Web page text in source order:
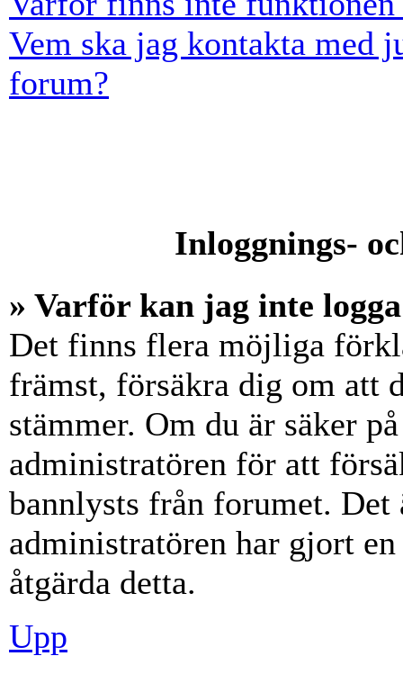
Vem ska jag kontakta med
forum?
Inloggnings-
» Varför kan jag inte
Det finns flera möjliga
främst, försäkra dig om att
stämmer. Om du är säker
administratören för att
bannlysts från forumet.
administratören har gjort
åtgärda detta.
Upp